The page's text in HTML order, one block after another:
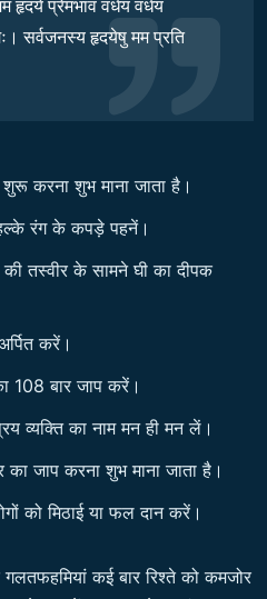
प्रेमभावं वर्धय वर्धय
सर्वजनस्य हृदयेषु मम प्रति
करना शुभ माना जाता है।
रंग के कपड़े पहनें।
तस्वीर के सामने घी का दीपक
करें।
108 बार जाप करें।
व्यक्ति का नाम मन ही मन लें।
का जाप करना शुभ माना जाता है।
को मिठाई या फल दान करें।
कई बार रिश्ते को कमजोर